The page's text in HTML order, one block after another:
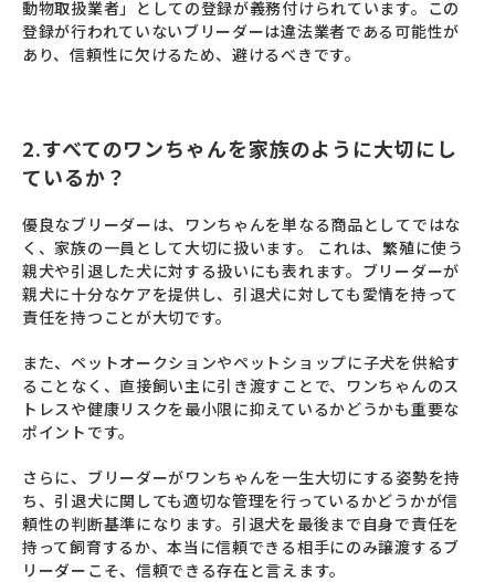
動物取扱業者」としての登録が義務付けられています。この
登録が行われていないブリーダーは違法業者である可能性が
あり、信頼性に欠けるため、避けるべきです。
2.すべてのワンちゃんを家族のように大切にし
ているか？
優良なブリーダーは、ワンちゃんを単なる商品としてではな
く、家族の一員として大切に扱います。 これは、繁殖に使う
親犬や引退した犬に対する扱いにも表れます。ブリーダーが
親犬に十分なケアを提供し、引退犬に対しても愛情を持って
責任を持つことが大切です。
また、ペットオークションやペットショップに子犬を供給す
ることなく、直接飼い主に引き渡すことで、ワンちゃんのス
トレスや健康リスクを最小限に抑えているかどうかも重要な
ポイントです。
さらに、ブリーダーがワンちゃんを一生大切にする姿勢を持
ち、引退犬に関しても適切な管理を行っているかどうかが信
頼性の判断基準になります。引退犬を最後まで自身で責任を
持って飼育するか、本当に信頼できる相手にのみ譲渡するブ
リーダーこそ、信頼できる存在と言えます。